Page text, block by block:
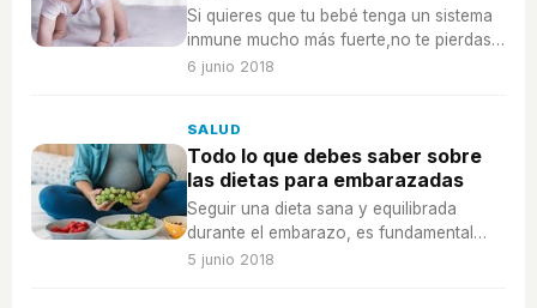
Si quieres que tu bebé tenga un sistema
inmune mucho más fuerte,no te pierdas
estos consejos para los recién nacidos.
6 junio 2018
SALUD
Todo lo que debes saber sobre
las dietas para embarazadas
Seguir una dieta sana y equilibrada
durante el embarazo, es fundamental
para prevenir ciertos riesgos que van
5 junio 2018